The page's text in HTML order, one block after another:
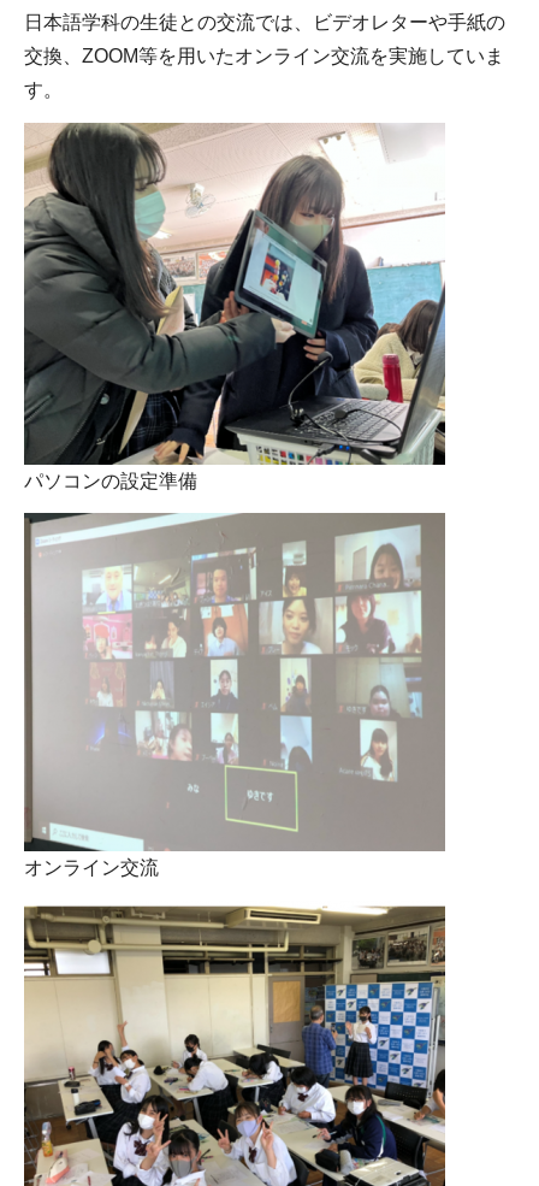
日本語学科の生徒との交流では、ビデオレターや手紙の
交換、ZOOM等を用いたオンライン交流を実施していま
す。
パソコンの設定準備
オンライン交流